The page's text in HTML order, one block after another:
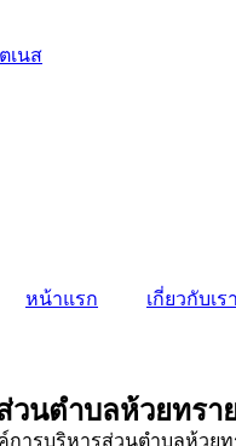
เนส
หน้าแรก เกี่ยวกับเรา
วนตำบลห้วยทรา